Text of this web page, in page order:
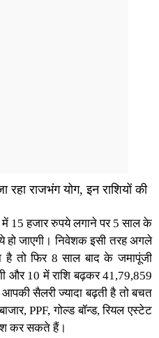
राजभंग योग, इन राशियों की
15 हजार रुपये लगाने पर 5 साल के
हो जाएगी। निवेशक इसी तरह अगले
तो फिर 8 साल बाद के जमापूंजी
और 10 में राशि बढ़कर 41,79,859
सैलरी ज्यादा बढ़ती है तो बचत
PPF, गोल्ड बॉन्ड, रियल एस्टेट
कर सकते हैं।